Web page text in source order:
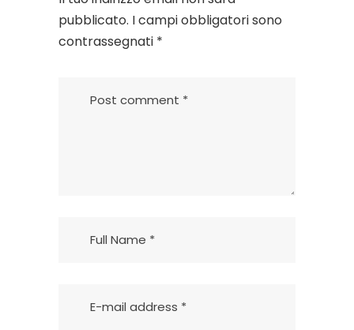
pubblicato. I campi obbligatori sono
contrassegnati *